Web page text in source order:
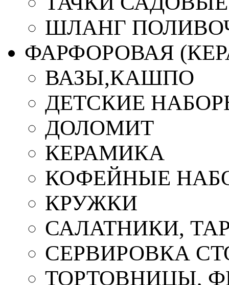
ШЛАНГ
ФАРФОРОВАЯ
ВАЗЫ,КАШПО
ДЕТСКИЕ
ДОЛОМИТ
КЕРАМИКА
КОФЕЙНЫЕ
КРУЖКИ
САЛАТНИКИ,
СЕРВИРОВКА
ТОРТОВНИЦЫ,